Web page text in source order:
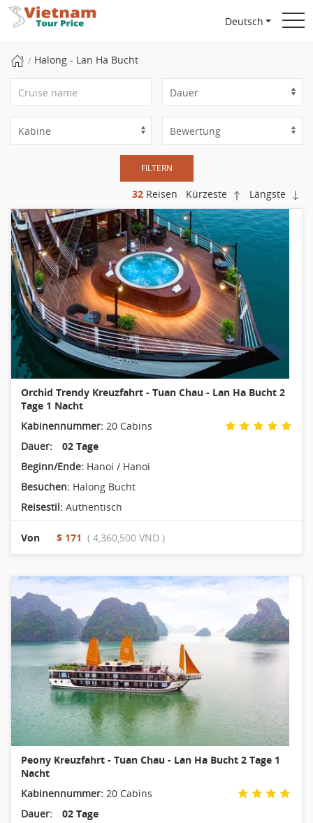
Deutsch
Halong - Lan Ha Bucht
FILTERN
32 Reisen Kürzeste Längste
Orchid Trendy Kreuzfahrt - Tuan Chau - Lan Ha Bucht 2
Tage 1 Nacht
Kabinennummer: 20 Cabins
Dauer:
02 Tage
Beginn/Ende: Hanoi / Hanoi
Besuchen: Halong Bucht
Reisestil: Authentisch
Von $ 171 ( 4,360,500 VND )
Peony Kreuzfahrt - Tuan Chau - Lan Ha Bucht 2 Tage 1
Nacht
Kabinennummer: 20 Cabins
Dauer:
02 Tage